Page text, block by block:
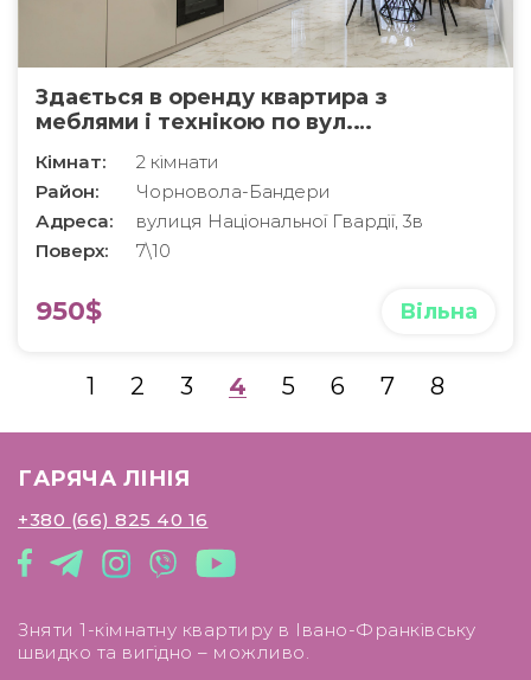
Здається в оренду квартира з
меблями і технікою по вул.
Кімнат:
2 кімнати
Район:
Чорновола-Бандери
Адреса:
вулиця Національної Гвардії, 3в
Поверх:
7\10
950$ Вільна
1 2 3 4 5 6 7 8
ГАРЯЧА ЛІНІЯ
+380 (66) 825 40 16
Зняти 1-кімнатну квартиру в Івано-Франківську
швидко та вигідно – можливо.